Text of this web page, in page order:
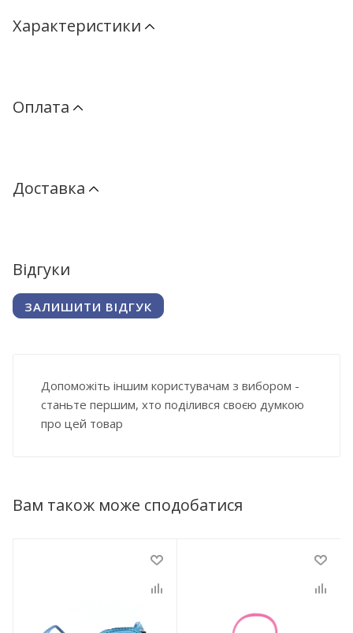
Характеристики
Оплата
Доставка
Відгуки
ЗАЛИШИТИ ВІДГУК
Допоможіть іншим користувачам з вибором -
станьте першим, хто поділився своєю думкою
про цей товар
Вам також може сподобатися